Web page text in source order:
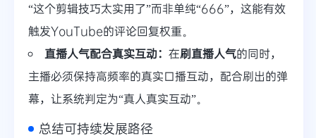
“这个剪辑技巧太实用了”而非单纯“666”，这能有效
触发YouTube的评论回复权重。
直播人气配合真实互动： 在刷直播人气的同时，
主播必须保持高频率的真实口播互动，配合刷出的弹
幕，让系统判定为“真人真实互动”。
总结可持续发展路径